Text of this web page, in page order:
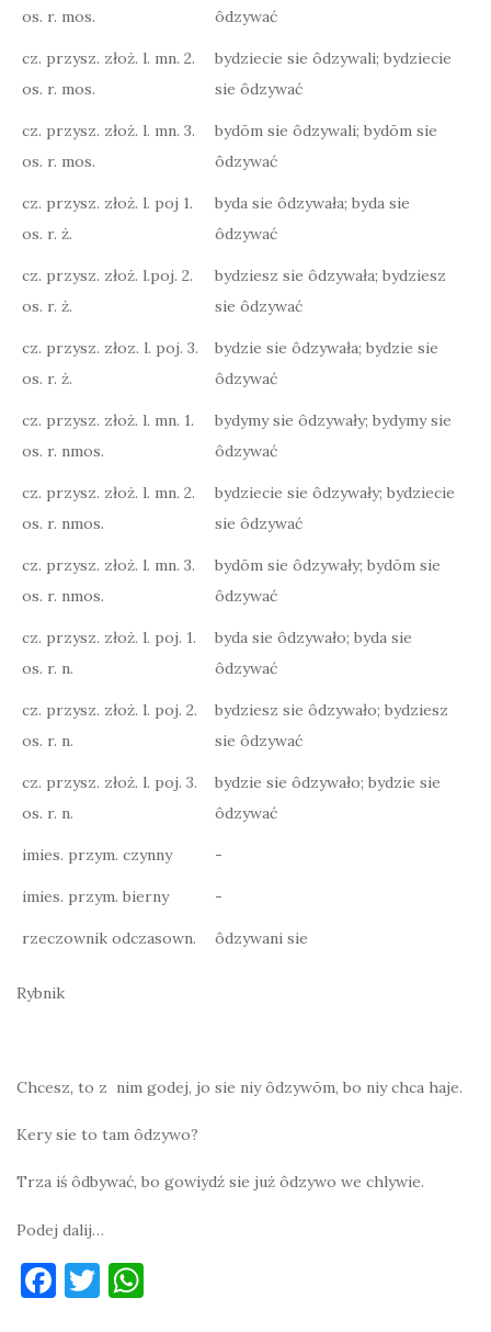
os. r. mos.
ôdzywać
cz. przysz. złoż. l. mn. 2.
os. r. mos.
bydziecie sie ôdzywali; bydziecie
sie ôdzywać
cz. przysz. złoż. l. mn. 3.
os. r. mos.
bydōm sie ôdzywali; bydōm sie
ôdzywać
cz. przysz. złoż. l. poj 1.
os. r. ż.
byda sie ôdzywała; byda sie
ôdzywać
cz. przysz. złoż. l.poj. 2.
os. r. ż.
bydziesz sie ôdzywała; bydziesz
sie ôdzywać
cz. przysz. złoz. l. poj. 3.
os. r. ż.
bydzie sie ôdzywała; bydzie sie
ôdzywać
cz. przysz. złoż. l. mn. 1.
os. r. nmos.
bydymy sie ôdzywały; bydymy sie
ôdzywać
cz. przysz. złoż. l. mn. 2.
os. r. nmos.
bydziecie sie ôdzywały; bydziecie
sie ôdzywać
cz. przysz. złoż. l. mn. 3.
os. r. nmos.
bydōm sie ôdzywały; bydōm sie
ôdzywać
cz. przysz. złoż. l. poj. 1.
os. r. n.
byda sie ôdzywało; byda sie
ôdzywać
cz. przysz. złoż. l. poj. 2.
os. r. n.
bydziesz sie ôdzywało; bydziesz
sie ôdzywać
cz. przysz. złoż. l. poj. 3.
os. r. n.
bydzie sie ôdzywało; bydzie sie
ôdzywać
imies. przym. czynny -
imies. przym. bierny -
rzeczownik odczasown. ôdzywani sie
Rybnik
Chcesz, to z nim godej, jo sie niy ôdzywōm, bo niy chca haje.
Kery sie to tam ôdzywo?
Trza iś ôdbywać, bo gowiydź sie już ôdzywo we chlywie.
Podej dalij…
F T